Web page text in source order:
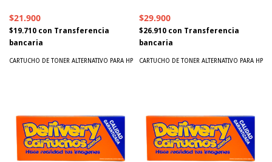
$21.900
$19.710 con Transferencia
bancaria
CARTUCHO DE TONER ALTERNATIVO PARA HP
$29.900
$26.910 con Transferencia
bancaria
CARTUCHO DE TONER ALTERNATIVO PARA HP